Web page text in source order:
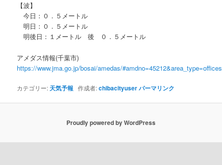
【波】
今日：０．５メートル
明日：０．５メートル
明後日：１メートル 後 ０．５メートル
アメダス情報(千葉市)
https://www.jma.go.jp/bosai/amedas/
カテゴリー: 天気予報 作成者:chibacityuserパーマリンク
Proudly powered by WordPress